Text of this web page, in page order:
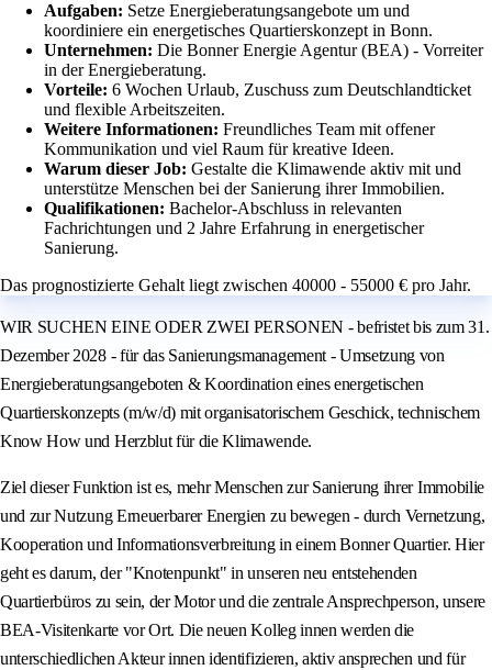
Aufgaben: Setze Energieberatungsangebote um und
koordiniere ein energetisches Quartierskonzept in Bonn.
Unternehmen: Die Bonner Energie Agentur (BEA) - Vorreiter
in der Energieberatung.
Vorteile: 6 Wochen Urlaub, Zuschuss zum Deutschlandticket
und flexible Arbeitszeiten.
Weitere Informationen: Freundliches Team mit offener
Kommunikation und viel Raum für kreative Ideen.
Warum dieser Job: Gestalte die Klimawende aktiv mit und
unterstütze Menschen bei der Sanierung ihrer Immobilien.
Qualifikationen: Bachelor-Abschluss in relevanten
Fachrichtungen und 2 Jahre Erfahrung in energetischer
Sanierung.
Das prognostizierte Gehalt liegt zwischen 40000 - 55000 € pro Jahr.
WIR SUCHEN EINE ODER ZWEI PERSONEN - befristet bis zum 31.
Dezember 2028 - für das Sanierungsmanagement - Umsetzung von
Energieberatungsangeboten & Koordination eines energetischen
Quartierskonzepts (m/w/d) mit organisatorischem Geschick, technischem
Know How und Herzblut für die Klimawende.
Ziel dieser Funktion ist es, mehr Menschen zur Sanierung ihrer Immobilie
und zur Nutzung Erneuerbarer Energien zu bewegen - durch Vernetzung,
Kooperation und Informationsverbreitung in einem Bonner Quartier. Hier
geht es darum, der "Knotenpunkt" in unseren neu entstehenden
Quartierbüros zu sein, der Motor und die zentrale Ansprechperson, unsere
BEA-Visitenkarte vor Ort. Die neuen Kolleg innen werden die
unterschiedlichen Akteur innen identifizieren, aktiv ansprechen und für